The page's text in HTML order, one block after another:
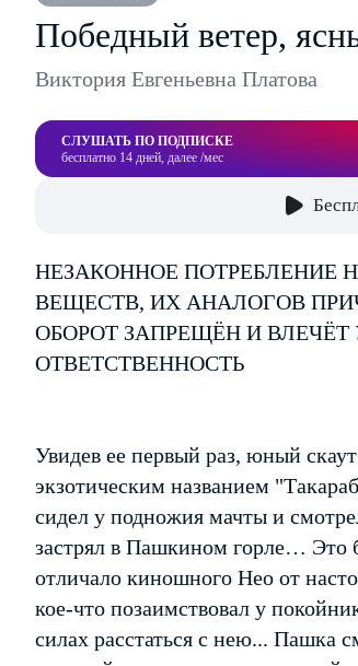
Победный ветер,
Виктория Евгеньевна Платова
СЛУШАТЬ ПО ПОДПИСКЕ
бесплатно 14 дней, далее /мес
НЕЗАКОННОЕ ПОТРЕБЛЕНИЕ
ВЕЩЕСТВ, ИХ АНАЛОГОВ
ОБОРОТ ЗАПРЕЩЁН И
ОТВЕТСТВЕННОСТЬ
Увидев ее первый раз, юный
экзотическим названием
сидел у подножия мачты и
застрял в Пашкином горле… Это
отличало киношного Нео от
кое-что позаимствовал у
силах расстаться с нею... Пашка